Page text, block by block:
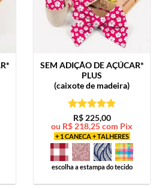
SEM ADIÇÃO DE AÇÚCAR*
PLUS
(caixote de madeira)
Avaliação5
de 5
R$225,00
ou R$ 218,25com Pix
+ 1 CANECA + TALHERES
escolha a estampa do tecido